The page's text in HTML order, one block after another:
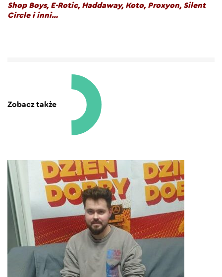
Shop Boys, E-Rotic, Haddaway, Koto, Proxyon, Silent
Circle i inni…
Zobacz także